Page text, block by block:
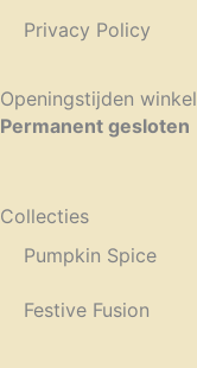
Privacy Policy
Openingstijden winkel
Permanent gesloten
Collecties
Pumpkin Spice
Festive Fusion